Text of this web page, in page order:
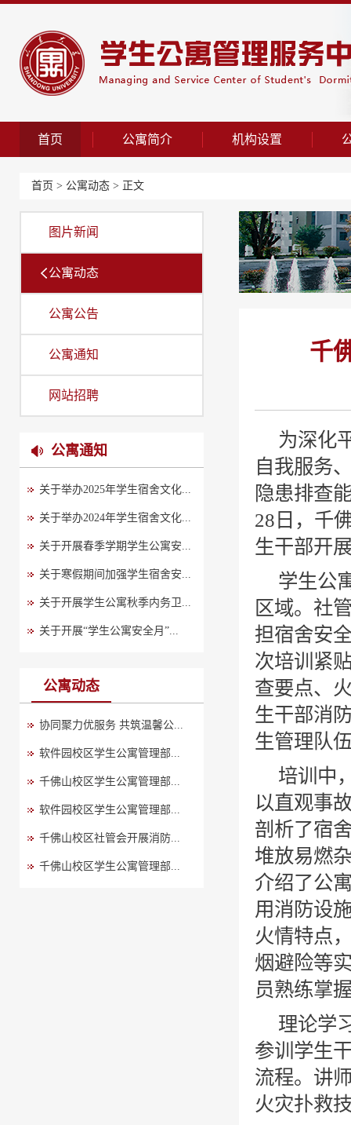
首页 公寓简介 机构设置
首页 > 公寓动态 > 正文
图片新闻
公寓动态
公寓公告
公寓通知
网站招聘
公寓通知
关于举办2025年学生宿舍文化...
关于举办2024年学生宿舍文化...
关于开展春季学期学生公寓安...
关于寒假期间加强学生宿舍安...
关于开展学生公寓秋季内务卫...
关于开展“学生公寓安全月”...
公寓动态
协同聚力优服务 共筑温馨公...
软件园校区学生公寓管理部...
千佛山校区学生公寓管理部...
软件园校区学生公寓管理部...
千佛山校区社管会开展消防...
千佛山校区学生公寓管理部...
千
为深化
自我服务
隐患排查
28日，千
生干部开
学生公
区域。社
担宿舍安
次培训紧
查要点、
生干部消
生管理队
培训中
以直观事
剖析了宿
堆放易燃
介绍了公
用消防设
火情特点
烟避险等
员熟练掌
理论学
参训学生
流程。讲
火灾扑救